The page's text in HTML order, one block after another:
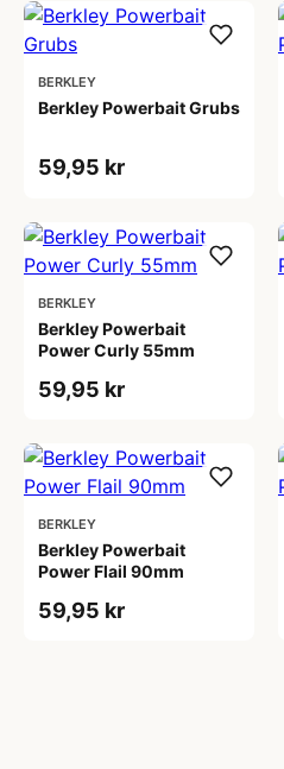
BERKLEY
Berkley Powerbait Grubs
59,95 kr
BERKLEY
Berkley Powerbait
Power Curly 55mm
59,95 kr
BERKLEY
Berkley Powerbait
Power Flail 90mm
59,95 kr